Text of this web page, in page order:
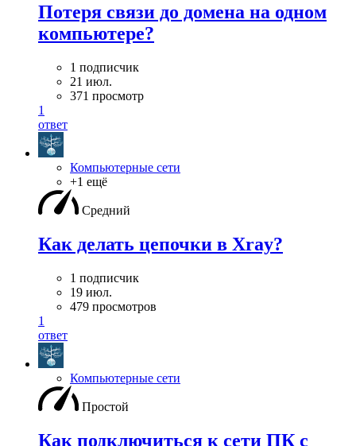
Потеря связи до домена на одном
компьютере?
1 подписчик
21 июл.
371 просмотр
1
ответ
Компьютерные сети
+1 ещё
Средний
Как делать цепочки в Xray?
1 подписчик
19 июл.
479 просмотров
1
ответ
Компьютерные сети
Простой
Как подключиться к сети ПК с